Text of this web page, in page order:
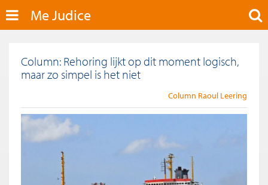
Me Judice
Column: Rehoring lijkt op dit moment logisch,
maar zo simpel is het niet
Column Raoul Leering